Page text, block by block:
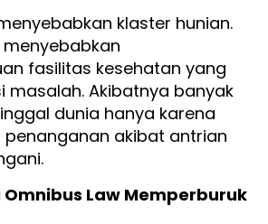
klaster hunian.
menyebabkan
fasilitas kesehatan yang
masalah. Akibatnya banyak
dunia hanya karena
akibat antrian
Law Memperburuk